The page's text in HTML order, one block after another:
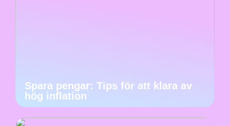
Spara pengar: Tips för att klara av
hög inflation